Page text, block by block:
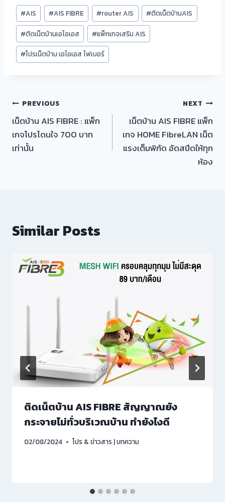
Post
Tags:
#AIS #AIS FIBRE #router AIS #ติดเน็ตบ้านAIS
#ติดเน็ตบ้านเอไอเอส #แพ็กเกจเสริม AIS
#โปรเน็ตบ้าน เอไอเอส ไฟเบอร์
แนะแนว
เรื่อง
PREVIOUS
เน็ตบ้าน AIS FIBRE : แพ็ก
เกจโปรโดนใจ 700 บาท
เท่านั้น
NEXT
เน็ตบ้าน AIS FIBRE แพ็ก
เกจ HOME FibreLAN เน็ต
แรงเต็มพิกัด อัดสปีดให้ทุก
ห้อง
Similar Posts
ติดเน็ตบ้าน AIS FIBRE สัญญาณยัง
กระจายไม่ทั่วบริเวณบ้าน ทำยังไงดี
02/08/2024 โปร & ข่าวสาร | บทความ